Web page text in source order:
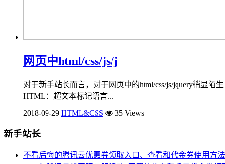
网页中html/css/js/j
对于新手站长而言，对于网页中的html/css/js/jquery稍显陌
HTML：超文本标记语言...
2018-09-29 HTML&CSS 35 Views
新手站长
不看后悔的腾讯云优惠券领取入口、查看和代金券使用方法